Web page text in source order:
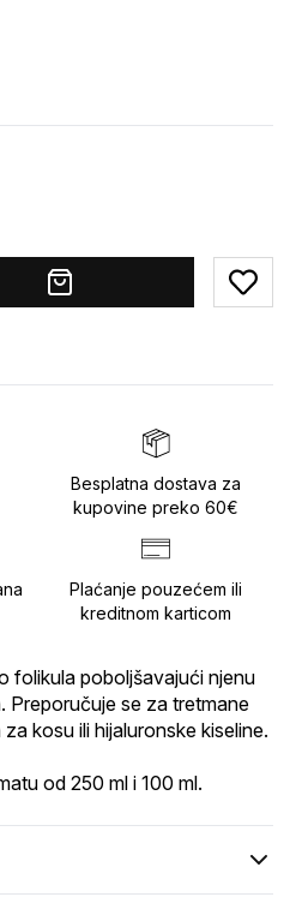
Add
Besplatna dostava za
kupovine preko 60€
Plaćanje pouzećem ili
kreditnom karticom
folikula poboljšavajući njenu
Preporučuje se za tretmane
kosu ili hijaluronske kiseline.
od 250 ml i 100 ml.